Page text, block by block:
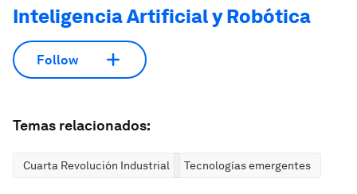
Inteligencia Artificial y Robótica
Follow
Temas relacionados:
Cuarta Revolución Industrial Tecnologías emergentes